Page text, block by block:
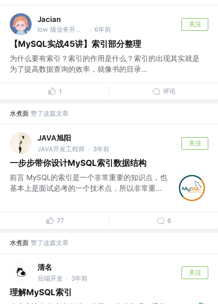
Jacian
low 级业务开发人员 · 6年前
关注
【MySQL实战45讲】索引部分整理
为什么要有索引？索引的作用是什么？索引的出现其实就是
为了提高数据查询的效率，就像书的目录...
1 评论
水煮面 赞了这篇文章
JAVA旭阳
JAVA开发工程师 · 3年前
关注
一步步带你设计MySQL索引数据结构
前言 MySQL的索引是一个非常重要的知识点，也
基本上是面试必考的一个技术点，所以非常重...
77 6
水煮面 赞了这篇文章
清名
后端开发 · 3年前
关注
理解MySQL索引